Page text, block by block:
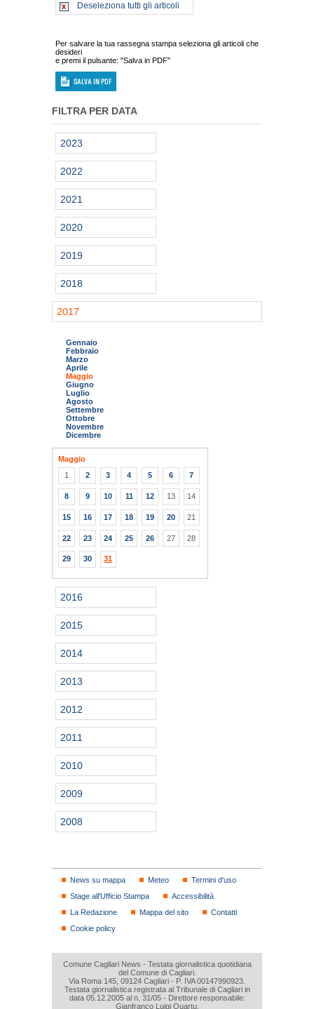
Deseleziona tutti gli articoli
Per salvare la tua rassegna stampa seleziona gli articoli che
desideri
e premi il pulsante: "Salva in PDF"
FILTRA PER DATA
2023
2022
2021
2020
2019
2018
2017
Gennaio
Febbraio
Marzo
Aprile
Maggio
Giugno
Luglio
Agosto
Settembre
Ottobre
Novembre
Dicembre
Maggio
1
2 3 4 5 6 7
8 9 10 11 12 13 14
15 16 17 18 19 20 21
22 23 24 25 26 27 28
29 30 31
2016
2015
2014
2013
2012
2011
2010
2009
2008
News su mappa Meteo
Termini d'uso
Stage all'Ufficio Stampa
Accessibilità
La Redazione
Mappa del sito
Contatti
Cookie policy
Comune Cagliari News - Testata giornalistica quotidiana
del Comune di Cagliari.
Via Roma 145, 09124 Cagliari - P. IVA 00147990923.
Testata giornalistica registrata al Tribunale di Cagliari in
data 05.12.2005 al n. 31/05 - Direttore responsabile:
Gianfranco Luigi Quartu.